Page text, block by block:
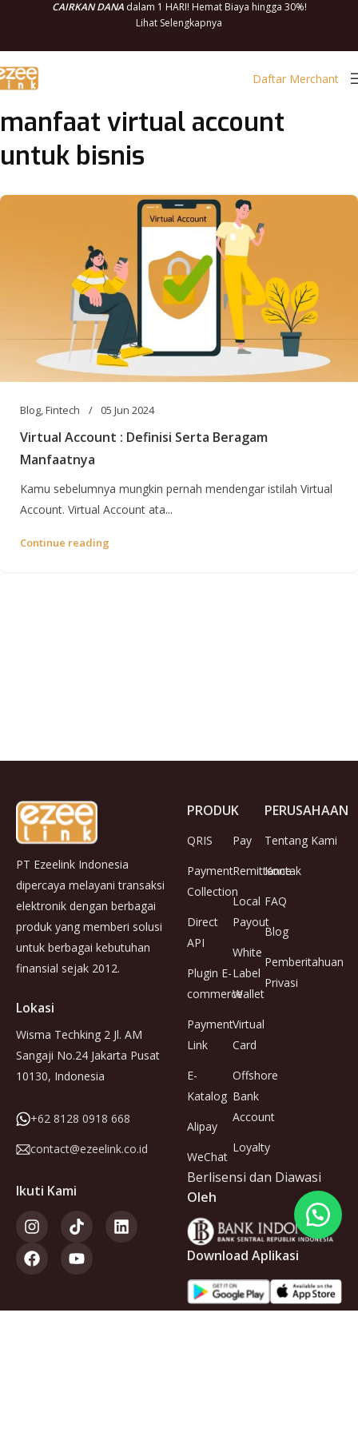
CAIRKAN DANAdalam 1 HARI! Hemat Biaya hingga 30%!
Lihat Selengkapnya
Daftar Merchant
manfaat virtual account
untuk bisnis
Blog,Fintech 05 Jun 2024
Virtual Account : Definisi Serta Beragam
Manfaatnya
Kamu sebelumnya mungkin pernah mendengar istilah Virtual
Account. Virtual Account ata...
Continue reading
PT Ezeelink Indonesia
dipercaya melayani transaksi
elektronik dengan berbagai
produk yang memberi solusi
untuk berbagai kebutuhan
finansial sejak 2012.
Lokasi
Wisma Techking 2 Jl. AM
Sangaji No.24 Jakarta Pusat
10130, Indonesia
+62 8128 0918 668
contact@ezeelink.co.id
Ikuti Kami
PRODUK
QRIS
Payment
Collection
Direct
API
Plugin E-
commerce
Payment
Link
E-
Katalog
Alipay
WeChat
Pay
Remittance
Local
Payout
White
Label
Wallet
Virtual
Card
Offshore
Bank
Account
Loyalty
PERUSAHAAN
Tentang Kami
Kontak
FAQ
Blog
Pemberitahuan
Privasi
Berlisensi dan Diawasi
Oleh
Download Aplikasi